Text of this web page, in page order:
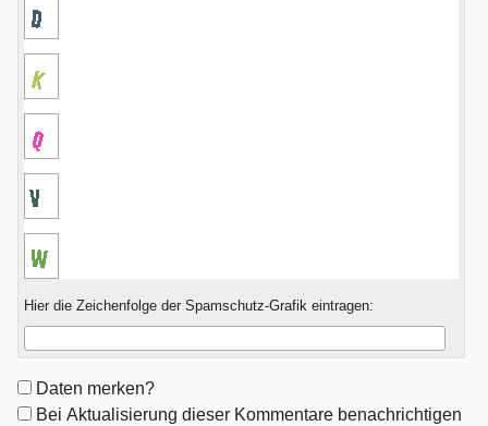
Hier die Zeichenfolge der Spamschutz-Grafik eintragen:
Formular-
Optionen
Daten merken?
Bei Aktualisierung dieser Kommentare benachrichtigen